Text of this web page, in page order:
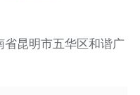
昆明市五华区和谐广